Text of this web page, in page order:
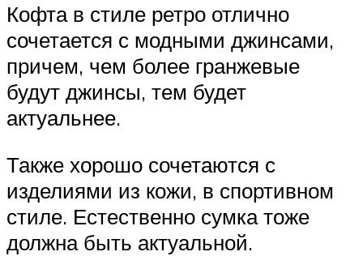
Кофта в стиле ретро отлично
сочетается с модными джинсами,
причем, чем более гранжевые
будут джинсы, тем будет
актуальнее.
Также хорошо сочетаются с
изделиями из кожи, в спортивном
стиле. Естественно сумка тоже
должна быть актуальной.